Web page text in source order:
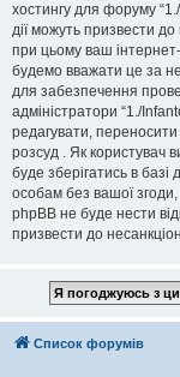
хостингу для форуму
дії можуть призвести до
при цьому ваш
будемо вважати це за
для забезпечення
адміністратори “1./
редагувати, переносити
розсуд . Як користувач
буде зберігатись в
особам без вашої згоди,
phpBB не буде нести
призвести до
Список форумів